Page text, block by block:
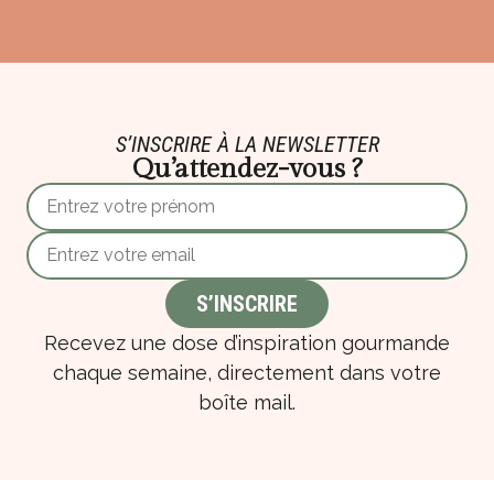
S’INSCRIRE À LA NEWSLETTER
Qu’attendez-vous ?
Recevez une dose d’inspiration gourmande
chaque semaine, directement dans votre
boîte mail.